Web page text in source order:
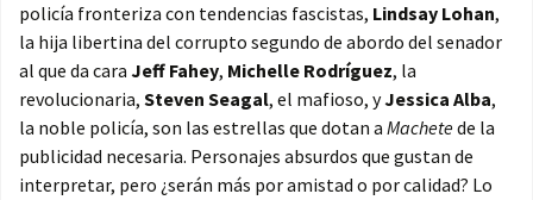
policía fronteriza con tendencias fascistas, Lindsay Lohan,
la hija libertina del corrupto segundo de abordo del senador
al que da cara Jeff Fahey, Michelle Rodríguez, la
revolucionaria, Steven Seagal, el mafioso, yJessica Alba,
la noble policía, son las estrellas que dotan a Machetede la
publicidad necesaria. Personajes absurdos que gustan de
interpretar, pero ¿serán más por amistad o por calidad? Lo